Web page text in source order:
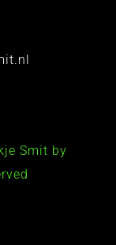
Smit by